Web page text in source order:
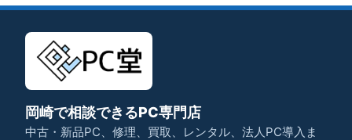
岡崎で相談できるPC専門店
中古・新品PC、修理、買取、レンタル、法人PC導入ま